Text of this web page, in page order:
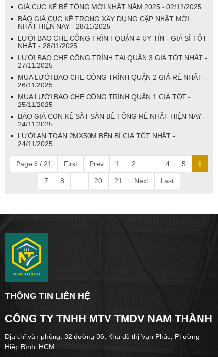
GIÁ CỤC KÊ BÊ TÔNG MỚI NHẤT NĂM 2025 - 02/12/2025
BÁO GIÁ CỤC KÊ TRONG XÂY DỰNG CẬP NHẬT MỚI
NHẤT HIỆN NAY - 28/11/2025
LƯỚI BAO CHE CÔNG TRÌNH QUẬN 4 UY TÍN - GIÁ SỈ TỐT
NHẤT - 28/11/2025
LƯỚI BAO CHE CÔNG TRÌNH TẠI QUẬN 3 GIÁ TỐT NHẤT -
27/11/2025
MUA LƯỚI BAO CHE CÔNG TRÌNH QUẬN 2 GIÁ RẺ NHẤT -
26/11/2025
MUA LƯỚI BAO CHE CÔNG TRÌNH QUẬN 1 GIÁ TỐT -
25/11/2025
BÁO GIÁ CON KÊ SẮT SÀN BÊ TÔNG RẺ NHẤT HIỆN NAY -
24/11/2025
LƯỚI AN TOÀN 2MX50M BỀN BỈ GIÁ TỐT NHẤT -
24/11/2025
Page 6 / 21 First Prev 1 2 ... 4 5 6
7 8 ... 20 21 Next Last
THÔNG TIN LIÊN HỆ
CÔNG TY TNHH MTV TMDV NAM THÀNH
Địa chỉ văn phòng: 32 đường 36, Khu đô thị Vạn Phúc, Phường
Hiệp Bình, HCM